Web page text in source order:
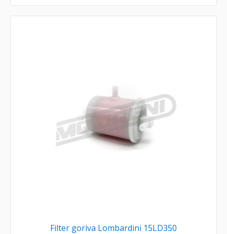
Filter goriva Lombardini 15LD350